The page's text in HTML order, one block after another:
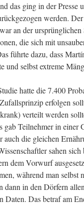
das ging in der Presse
werden.
an der
die sich mit
führte dazu, dass
und selbst extreme
hatte die 7.400
erfolgen
verteilt werden
gab Teilnehmer in einer
auch die gleichen
sahen
dem Vorwurf
während man selbst
dann in den Dörfern
Daten. Das betraf am